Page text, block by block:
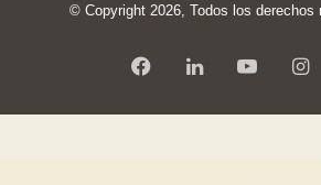
© Copyright 2026, Todos los